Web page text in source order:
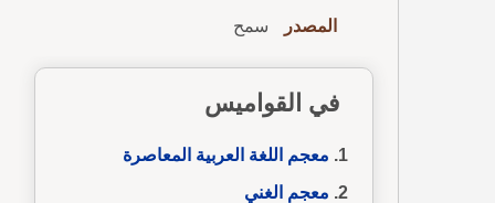
المصدر سمح
في القواميس
معجم اللغة العربية المعاصرة
معجم الغني